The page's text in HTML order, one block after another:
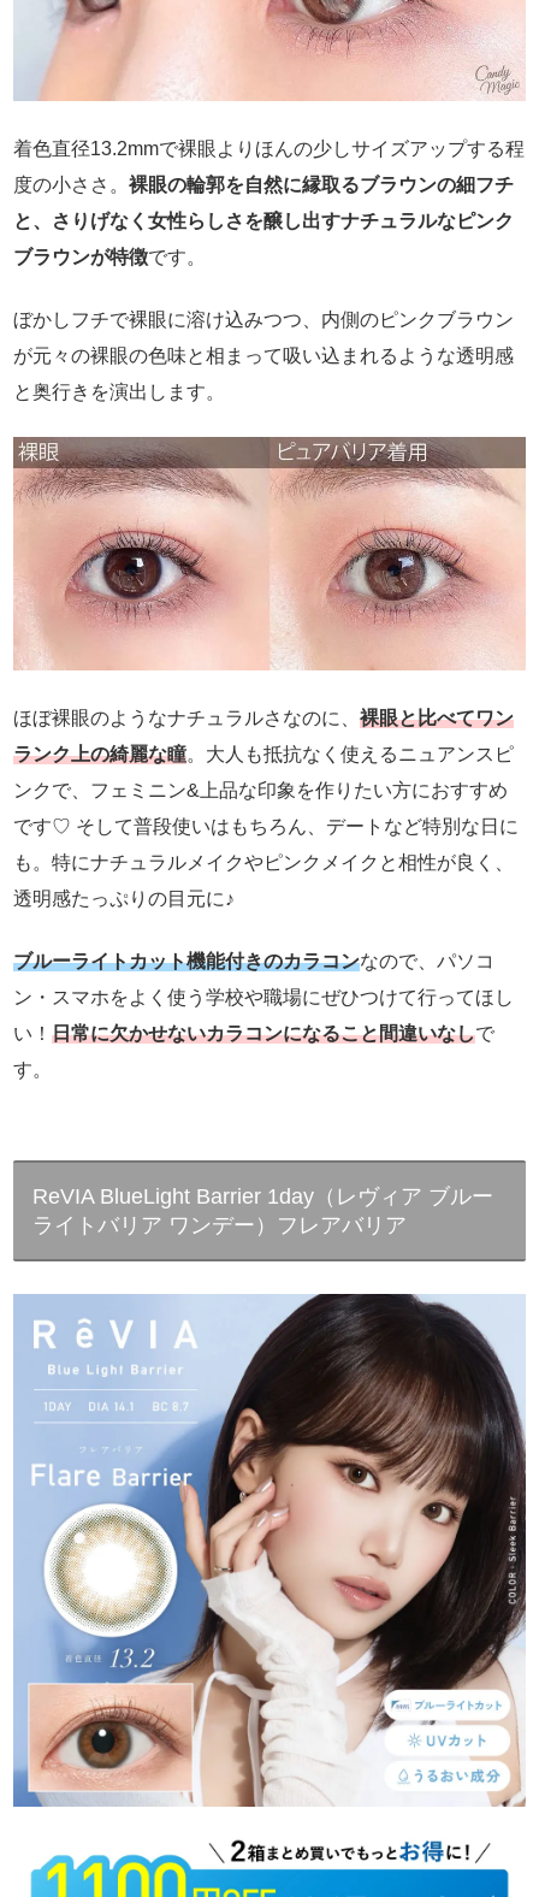
着色直径13.2mmで裸眼よりほんの少しサイズアップする程
度の小ささ。 裸眼の輪郭を自然に縁取るブラウンの細フチ
と、さりげなく女性らしさを醸し出すナチュラルなピンク
ブラウンが特徴です。
ぼかしフチで裸眼に溶け込みつつ、内側のピンクブラウン
が元々の裸眼の色味と相まって吸い込まれるような透明感
と奥行きを演出します。
ほぼ裸眼のようなナチュラルさなのに、 裸眼と比べてワン
ランク上の綺麗な瞳。大人も抵抗なく使えるニュアンスピ
ンクで、フェミニン&上品な印象を作りたい方におすすめ
です♡ そして普段使いはもちろん、デートなど特別な日に
も。特にナチュラルメイクやピンクメイクと相性が良く、
透明感たっぷりの目元に♪
ブルーライトカット機能付きのカラコンなので、パソコ
ン・スマホをよく使う学校や職場にぜひつけて行ってほし
い！ 日常に欠かせないカラコンになること間違いなしで
す。
ReVIA BlueLight Barrier 1day（レヴィア ブルー
ライトバリア ワンデー）フレアバリア